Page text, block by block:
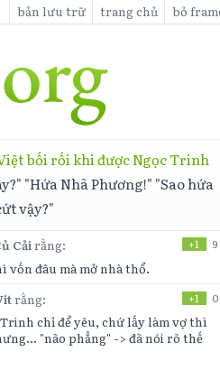
bản lưu trữ trang chủ bỏ
bối rối khi được Ngọc Trinh
"Hứa Nhã Phương!" "Sao hứa
vậy?"
Cảirằng: +1 9
vốn đâu mà mở nhà thổ.
rằng: +1 0
chỉ để yêu, chứ lấy làm vợ thì
"não phẳng" -> đã nói rõ thế